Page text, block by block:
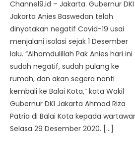
Channel9.id – Jakarta. Gubernur DKI
Jakarta Anies Baswedan telah
dinyatakan negatif Covid-19 usai
menjalani isolasi sejak 1 Desember
lalu. “Alhamdulillah Pak Anies hari ini
sudah negatif, sudah pulang ke
rumah, dan akan segera nanti
kembali ke Balai Kota,” kata Wakil
Gubernur DKI Jakarta Ahmad Riza
Patria di Balai Kota kepada
Selasa 29 Desember 2020. […]